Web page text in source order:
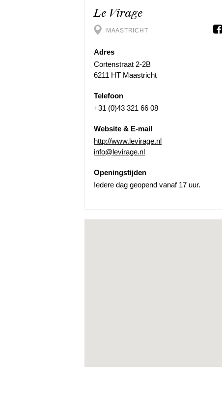
Le Virage
MAASTRICHT
Adres
Cortenstraat 2-2B
6211 HT Maastricht
Telefoon
+31 (0)43 321 66 08
Website & E-mail
http://www.levirage.nl
info@levirage.nl
Openingstijden
Iedere dag geopend vanaf 17 uur.